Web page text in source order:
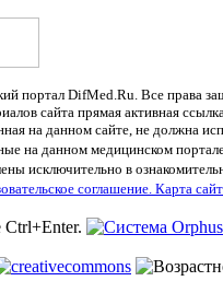
портал DifMed.Ru. Все права
сайта прямая активная
на данном сайте, не должна
на данном медицинском
исключительно в
соглашение. Карта